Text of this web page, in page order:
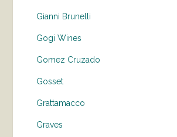
Gianni Brunelli
Gogi Wines
Gomez Cruzado
Gosset
Grattamacco
Graves